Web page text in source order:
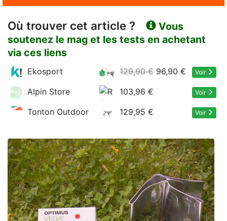
Où trouver cet article ?
Vous
soutenez le mag et les tests en achetant
via ces liens
Ekosport 129,90 € 96,90 € Voir
Alpin Store 103,96 € Voir
Tonton Outdoor 129,95 € Voir